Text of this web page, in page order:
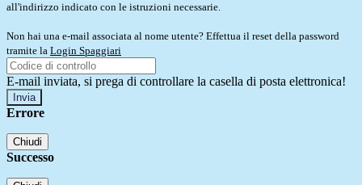
all'indirizzo indicato con le istruzioni necessarie.
Non hai una e-mail associata al nome utente? Effettua il reset della password
tramite la Login Spaggiari
E-mail inviata, si prega di controllare la casella di posta elettronica!
Errore
Chiudi
Successo